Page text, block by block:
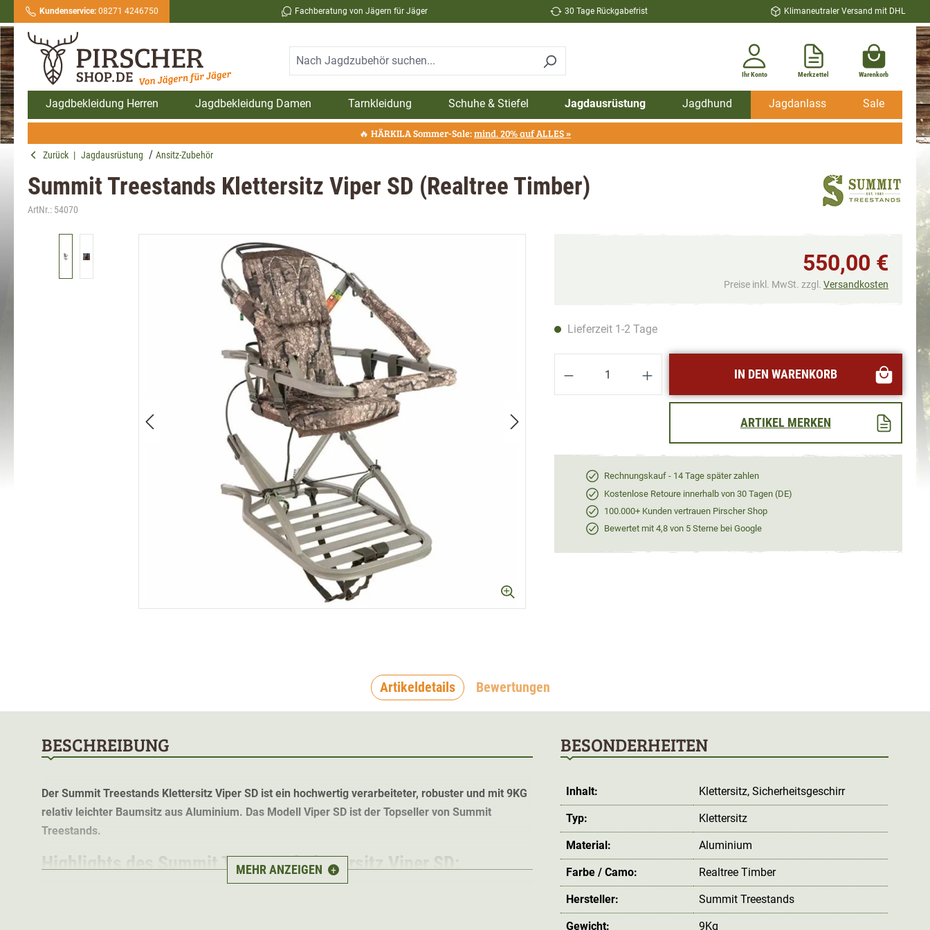
Zur Hauptnavigation springen
Kundenservice:08271 4246750 Fachberatung von Jägern für Jäger 30 Tage Rückgabefrist Klimaneutraler Versand mit DHL
Ihr Konto Merkzettel Warenkorb
Jagdbekleidung Herren Jagdbekleidung Damen Tarnkleidung Schuhe & Stiefel Jagdausrüstung Jagdhund Jagdanlass Sale
🔥 HÄRKILA Sommer-Sale:mind. 20% auf ALLES »
Zurück | Jagdausrüstung Ansitz-Zubehör
Summit Treestands Klettersitz Viper SD (Realtree Timber)
ArtNr.: 54070
550,00 €
Preise inkl. MwSt. zzgl. Versandkosten
Lieferzeit 1-2 Tage
Produkt Anzahl: Gib den gewünschten Wert ein
IN DEN WARENKORB
ARTIKEL MERKEN
Rechnungskauf - 14 Tage später zahlen
Kostenlose Retoure innerhalb von 30 Tagen (DE)
100.000+ Kunden vertrauen Pirscher Shop
Bewertet mit 4,8 von 5 Sterne bei Google
Artikeldetails Bewertungen
BESCHREIBUNG
Der Summit Treestands Klettersitz Viper SD ist ein hochwertig verarbeiteter, robuster und mit 9KG
relativ leichter Baumsitz aus Aluminium. Das Modell Viper SD ist der Topseller von Summit
Treestands.
Highlights des Summit Treestand Klettersitz Viper SD:
MEHR ANZEIGEN +
BESONDERHEITEN
Inhalt: Klettersitz, Sicherheitsgeschirr
Typ: Klettersitz
Material: Aluminium
Farbe / Camo: Realtree Timber
Hersteller: Summit Treestands
Gewicht: 9Kg